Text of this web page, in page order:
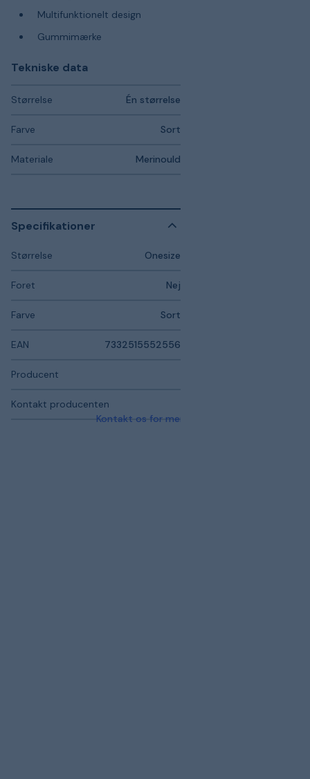
Multifunktionelt design
Gummimærke
Tekniske data
Størrelse Én størrelse
Farve Sort
Materiale Merinould
Specifikationer
Størrelse Onesize
Foret Nej
Farve Sort
EAN 7332515552556
Producent
Kontakt producenten
Kontakt os for mere information